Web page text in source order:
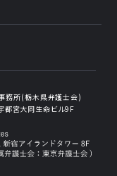
務所(栃木県弁護士会)
都宮大同生命ビル9F